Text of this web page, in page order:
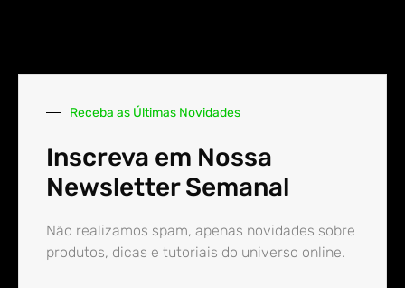
Receba as Últimas Novidades
Inscreva em Nossa
Newsletter Semanal
Não realizamos spam, apenas novidades sobre
produtos, dicas e tutoriais do universo online.